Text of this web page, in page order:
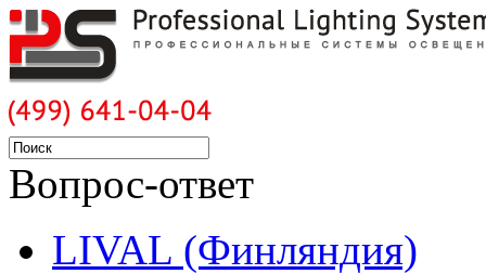
Вопрос-ответ
LIVAL (Финляндия)